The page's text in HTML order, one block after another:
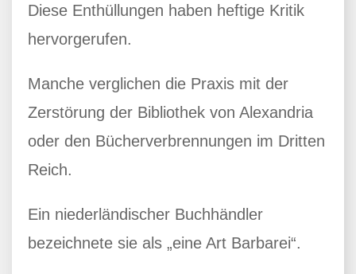
Diese Enthüllungen haben heftige Kritik
hervorgerufen.
Manche verglichen die Praxis mit der
Zerstörung der Bibliothek von Alexandria
oder den Bücherverbrennungen im Dritten
Reich.
Ein niederländischer Buchhändler
bezeichnete sie als „eine Art Barbarei“.